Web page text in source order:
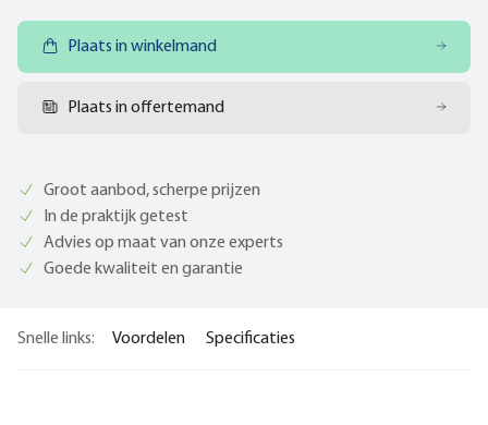
Plaats in winkelmand
Plaats in offertemand
Groot aanbod, scherpe prijzen
In de praktijk getest
Advies op maat van onze experts
Goede kwaliteit en garantie
Snelle links: Voordelen Specificaties